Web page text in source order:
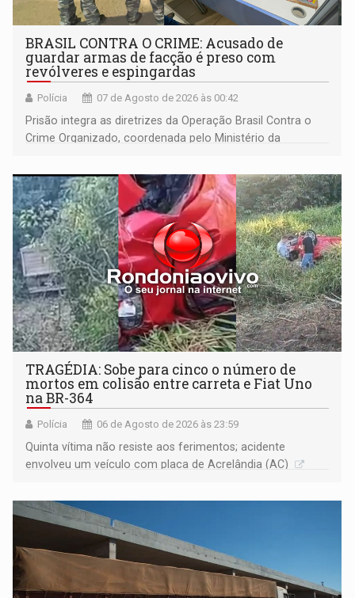
BRASIL CONTRA O CRIME: Acusado de
guardar armas de facção é preso com
revólveres e espingardas
Polícia 07 de Agosto de 2026 às 00:42
Prisão integra as diretrizes da Operação Brasil Contra o
Crime Organizado, coordenada pelo Ministério da
TRAGÉDIA: Sobe para cinco o número de
mortos em colisão entre carreta e Fiat Uno
na BR-364
Polícia 06 de Agosto de 2026 às 23:59
Quinta vítima não resiste aos ferimentos; acidente
envolveu um veículo com placa de Acrelândia (AC)